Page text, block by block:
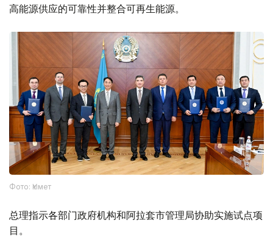
高能源供应的可靠性并整合可再生能源。
Фото: Үкімет
总理指示各部门政府机构和阿拉套市管理局协助实施试点项
目。